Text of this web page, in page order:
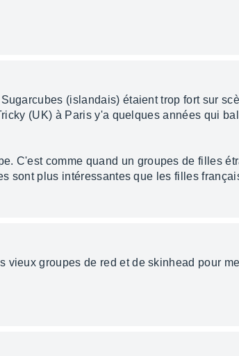
(islandais) étaient trop fort sur
(UK) à Paris y'a quelques années qui
C'est comme quand un groupes de filles
sont plus intéressantes que les filles
vieux groupes de red et de skinhead pour